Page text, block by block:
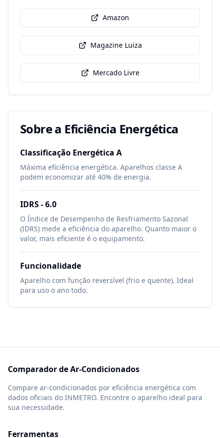
Amazon
Magazine Luiza
Mercado Livre
Sobre a Eficiência Energética
Classificação Energética A
Máxima eficiência energética. Aparelhos classe A
podem economizar até 40% de energia.
IDRS -6.0
O Índice de Desempenho de Resfriamento Sazonal
(IDRS) mede a eficiência do aparelho. Quanto maior o
valor, mais eficiente é o equipamento.
Funcionalidade
Aparelho com função reversível (frio e quente). Ideal
para uso o ano todo.
Comparador de Ar-Condicionados
Compare ar-condicionados por eficiência energética com
dados oficiais do INMETRO. Encontre o aparelho ideal para
sua necessidade.
Ferramentas